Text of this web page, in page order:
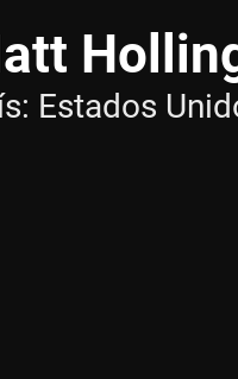
Estados